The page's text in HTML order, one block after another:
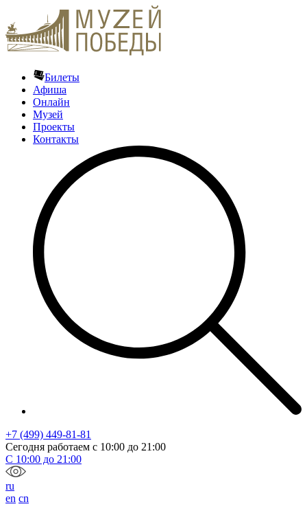
Билеты
Афиша
Онлайн
Музей
Проекты
Контакты
+7 (499) 449-81-81
Сегодня работаем с 10:00 до 21:00
С 10:00 до 21:00
ru
en cn